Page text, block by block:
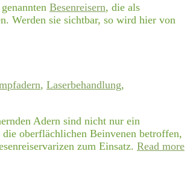
Besenreisern, die als
Werden sie sichtbar, so wird hier von
, Laserbehandlung,
Adern sind nicht nur ein
oberflächlichen Beinvenen betroffen,
zum Einsatz. Read more